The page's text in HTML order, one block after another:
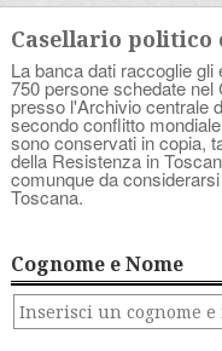
Casellario politico
La banca dati raccoglie
750 persone schedate
presso l'Archivio centrale
secondo conflitto
sono conservati in copia,
della Resistenza in
comunque da
Toscana.
Cognome e Nome